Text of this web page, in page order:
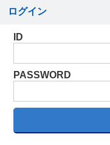
ログイン
ID
PASSWORD